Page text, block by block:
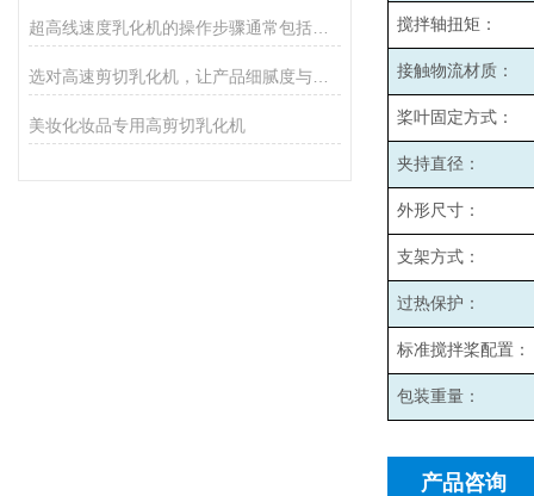
美妆化妆品专用高剪切乳化机
搅拌轴扭矩：
接触物流材质：
桨叶固定方式：
夹持直径：
外形尺寸：
支架方式：
过热保护：
标准搅拌桨配置：
包装重量：
产品咨询